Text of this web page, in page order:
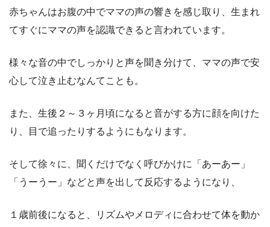
赤ちゃんはお腹の中でママの声の響きを感じ取り、生まれ
てすぐにママの声を認識できると言われています。
様々な音の中でしっかりと声を聞き分けて、ママの声で安
心して泣き止むなんてことも。
また、生後２～３ヶ月頃になると音がする方に顔を向けた
り、目で追ったりするようにもなります。
そして徐々に、聞くだけでなく呼びかけに「あーあー」
「うーうー」などと声を出して反応するようになり、
１歳前後になると、リズムやメロディに合わせて体を動か